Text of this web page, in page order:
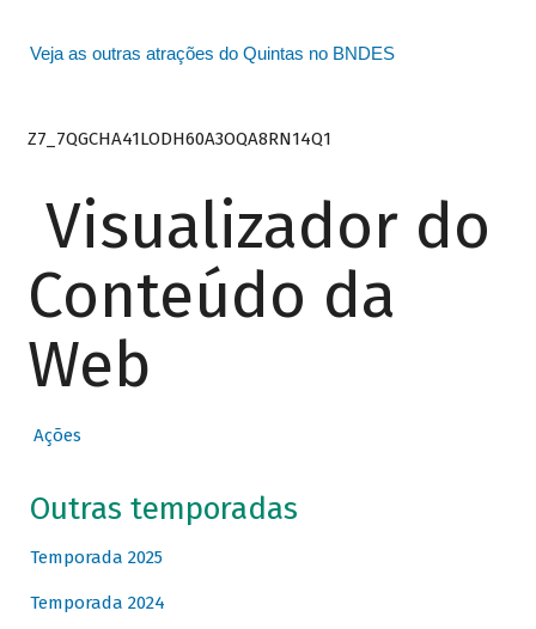
Veja as outras atrações do Quintas no BNDES
Z7_7QGCHA41LODH60A3OQA8RN14Q1
Visualizador do
Conteúdo da
Web
Ações
Outras temporadas
Temporada 2025
Temporada 2024